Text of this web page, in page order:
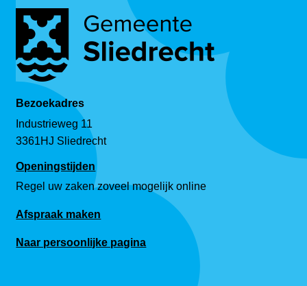
Bezoekadres
Industrieweg 11
3361HJ Sliedrecht
Openingstijden
Regel uw zaken zoveel mogelijk online
Afspraak maken
Naar persoonlijke pagina